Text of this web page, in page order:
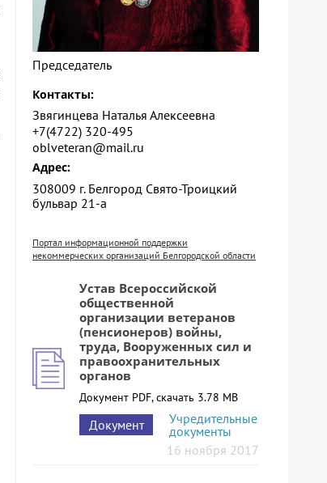
Председатель
Контакты:
Звягинцева Наталья Алексеевна
+7(4722) 320-495
oblveteran@mail.ru
Адрес:
308009 г. Белгород Свято-Троицкий
бульвар 21-а
Портал информационной поддержки
некоммерческих организаций Белгородской области
Устав Всероссийской
общественной
организации ветеранов
(пенсионеров) войны,
труда, Вооруженных сил и
правоохранительных
органов
Документ PDF, скачать 3.78 MB
Документ
Учредительные
документы
16 ноября 2017